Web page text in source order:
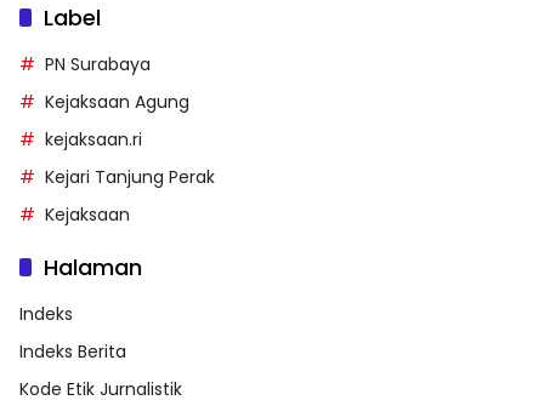
Label
PN Surabaya
Kejaksaan Agung
kejaksaan.ri
Kejari Tanjung Perak
Kejaksaan
Halaman
Indeks
Indeks Berita
Kode Etik Jurnalistik